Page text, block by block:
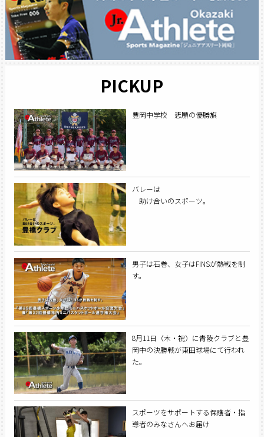
PICKUP
豊岡中学校 悲願の優勝旗
バレーは
助け合いのスポーツ。
男子は石巻、女子はFINSが熱戦を制
す。
8月11日（木・祝）に青陵クラブと豊
岡中の決勝戦が東田球場にて行われ
た。
スポーツをサポートする保護者・指
導者のみなさんへお届け